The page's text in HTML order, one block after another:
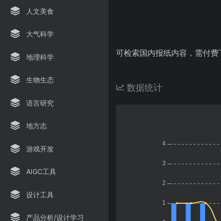
人文美食
大气科学
地理科学
生物生态
语言研究
地方志
游戏开发
AIGC工具
设计工具
产品分析/设计学习
可检索国内报纸内容，需付费
数据统计